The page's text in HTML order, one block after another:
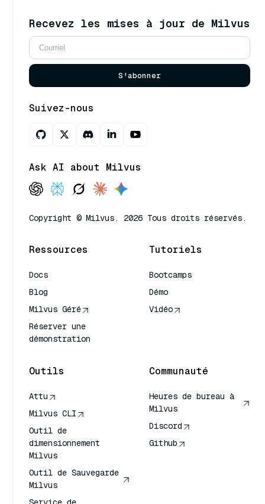
Recevez les mises à jour de Milvus
S'abonner
Suivez-nous
Ask AI about Milvus
Copyright © Milvus. 2026 Tous droits réservés.
Ressources
Docs
Blog
Milvus Géré
Réserver une
démonstration
Tutoriels
Bootcamps
Démo
Vidéo
Outils
Attu
Milvus CLI
Outil de
dimensionnement
Milvus
Outil de Sauvegarde
Milvus
Communauté
Heures de bureau à
Milvus
Discord
Github